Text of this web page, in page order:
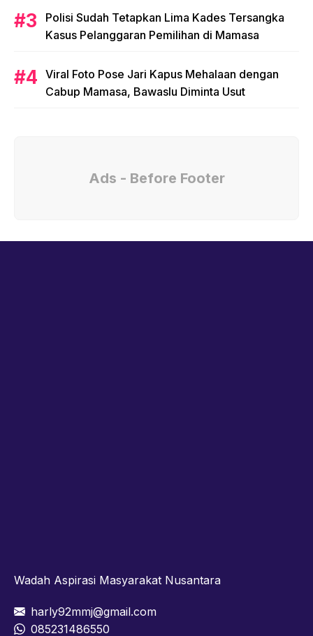
Polisi Sudah Tetapkan Lima Kades Tersangka
Kasus Pelanggaran Pemilihan di Mamasa
Viral Foto Pose Jari Kapus Mehalaan dengan
Cabup Mamasa, Bawaslu Diminta Usut
Ads - Before Footer
Wadah Aspirasi Masyarakat Nusantara
harly92mmj@gmail.com
085231486550